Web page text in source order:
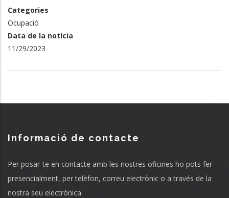
Categories
Ocupació
Data de la notícia
11/29/2023
Informació de contacte
Per posar-te en contacte amb les nostres oficines ho pots fer
presencialment, per telèfon, correu electrònic o a través de la
nostra seu electrònica.